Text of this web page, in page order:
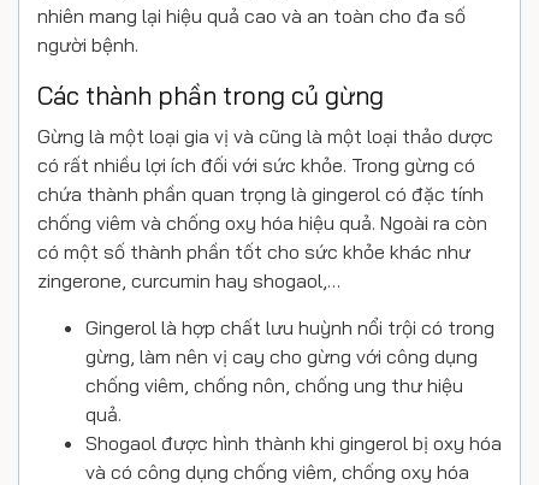
nhiên mang lại hiệu quả cao và an toàn cho đa số
người bệnh.
Các thành phần trong củ gừng
Gừng là một loại gia vị và cũng là một loại thảo dược
có rất nhiều lợi ích đối với sức khỏe. Trong gừng có
chứa thành phần quan trọng là gingerol có đặc tính
chống viêm và chống oxy hóa hiệu quả. Ngoài ra còn
có một số thành phần tốt cho sức khỏe khác như
zingerone, curcumin hay shogaol,…
Gingerol là hợp chất lưu huỳnh nổi trội có trong
gừng, làm nên vị cay cho gừng với công dụng
chống viêm, chống nôn, chống ung thư hiệu
quả.
Shogaol được hình thành khi gingerol bị oxy hóa
và có công dụng chống viêm, chống oxy hóa